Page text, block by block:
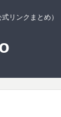
リンクまとめ）